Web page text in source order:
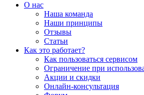
О нас
Наша команда
Наши принципы
Отзывы
Статьи
Как это работает?
Как пользоваться сервисом
Ограничение при
Акции и скидки
Онлайн-консультация